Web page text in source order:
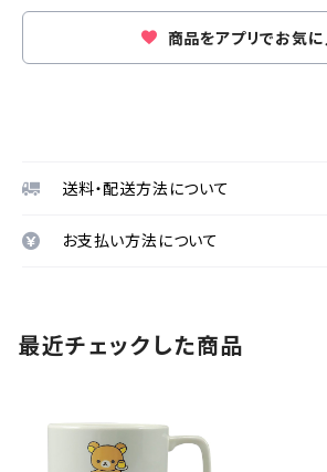
商品をアプリでお気に
送料・配送方法について
お支払い方法について
最近チェックした商品